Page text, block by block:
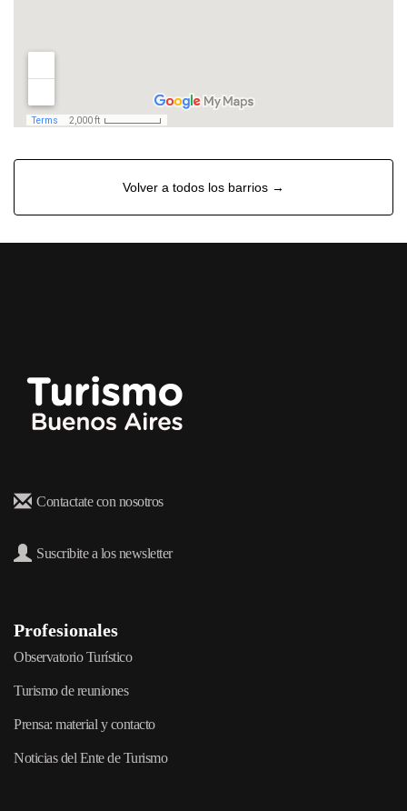
Volver a todos los barrios →
Contactate con nosotros
Suscribite a los newsletter
Profesionales
Observatorio Turístico
Turismo de reuniones
Prensa: material y contacto
Noticias del Ente de Turismo